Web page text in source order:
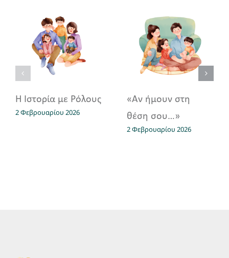
Η Ιστορία με Ρόλους
2 Φεβρουαρίου 2026
«Αν ήμουν στη
θέση σου…»
2 Φεβρουαρίου 2026